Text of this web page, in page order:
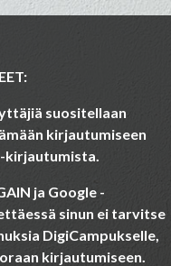
suositellaan
kirjautumiseen
kirjautumista.
ja Google -
sinun ei tarvitse
DigiCampukselle,
kirjautumiseen.